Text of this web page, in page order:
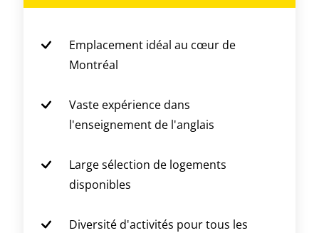
Emplacement idéal au cœur de
Montréal
Vaste expérience dans
l'enseignement de l'anglais
Large sélection de logements
disponibles
Diversité d'activités pour tous les